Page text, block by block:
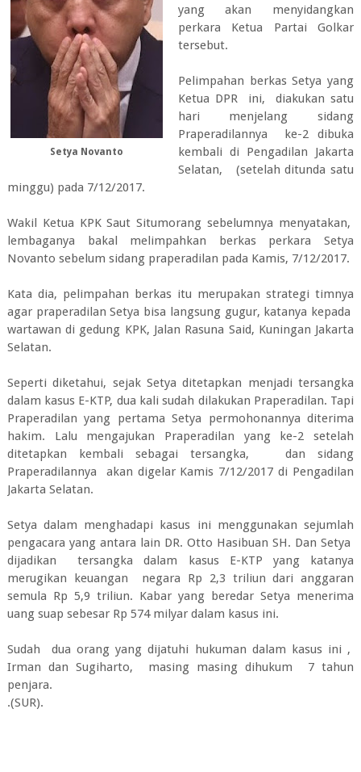
Setya Novanto
yang akan menyidangkan
perkara Ketua Partai Golkar
tersebut.
Pelimpahan berkas Setya yang
Ketua DPR ini, diakukan satu
hari menjelang sidang
Praperadilannya ke-2 dibuka
kembali di Pengadilan Jakarta
Selatan, (setelah ditunda satu
minggu) pada 7/12/2017.
Wakil Ketua KPK Saut Situmorang sebelumnya menyatakan,
lembaganya bakal melimpahkan berkas perkara Setya
Novanto sebelum sidang praperadilan pada Kamis, 7/12/2017.
Kata dia, pelimpahan berkas itu merupakan strategi timnya
agar praperadilan Setya bisa langsung gugur, katanya kepada
wartawan di gedung KPK, Jalan Rasuna Said, Kuningan Jakarta
Selatan.
Seperti diketahui, sejak Setya ditetapkan menjadi tersangka
dalam kasus E-KTP, dua kali sudah dilakukan Praperadilan. Tapi
Praperadilan yang pertama Setya permohonannya diterima
hakim. Lalu mengajukan Praperadilan yang ke-2 setelah
ditetapkan kembali sebagai tersangka, dan sidang
Praperadilannya akan digelar Kamis 7/12/2017 di Pengadilan
Jakarta Selatan.
Setya dalam menghadapi kasus ini menggunakan sejumlah
pengacara yang antara lain DR. Otto Hasibuan SH. Dan Setya
dijadikan tersangka dalam kasus E-KTP yang katanya
merugikan keuangan negara Rp 2,3 triliun dari anggaran
semula Rp 5,9 triliun. Kabar yang beredar Setya menerima
uang suap sebesar Rp 574 milyar dalam kasus ini.
Sudah dua orang yang dijatuhi hukuman dalam kasus ini ,
Irman dan Sugiharto, masing masing dihukum 7 tahun
penjara.
.(SUR).